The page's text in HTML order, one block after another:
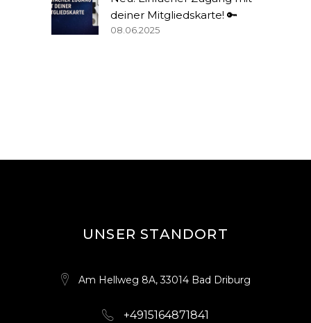
deiner Mitgliedskarte! 🔑
08.06.2025
UNSER STANDORT
Am Hellweg 8A, 33014 Bad Driburg
+4915164871841